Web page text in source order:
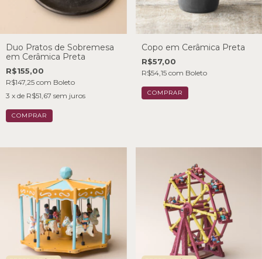
Duo Pratos de Sobremesa
em Cerâmica Preta
R$155,00
R$147,25 com Boleto
3 x de R$51,67 sem juros
Copo em Cerâmica Preta
R$57,00
R$54,15 com Boleto